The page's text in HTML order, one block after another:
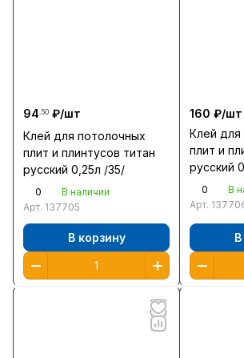
94.50 ₽/шт
Клей для потолочных
плит и плинтусов титан
русский 0,25л /35/
0
В наличии
Арт. 137705
В корзину
160 ₽/шт
Клей для
плит и
русский
0
В
Арт.
В